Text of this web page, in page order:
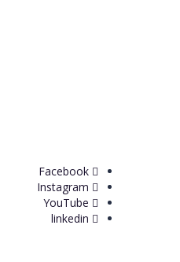
Facebook
Instagram
YouTube
linkedin